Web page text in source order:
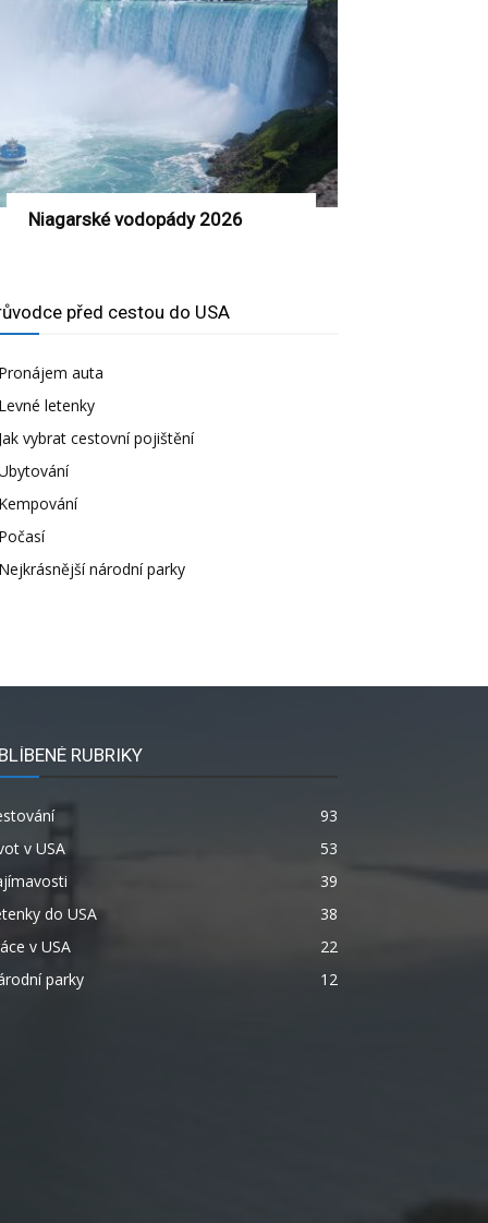
Niagarské vodopády 2026
před cestou do USA
auta
letenky
vybrat cestovní pojištění
národní parky
RUBRIKY
93
v USA
53
39
do USA
38
v USA
22
parky
12